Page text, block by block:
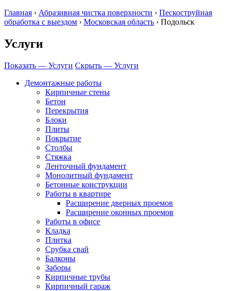
Главная › Абразивная чистка поверхности › Пескоструйная
обработка с выездом › Московская область › Подольск
Услуги
Показать — Услуги Скрыть — Услуги
Демонтажные работы
Кирпичные стены
Бетон
Перекрытия
Блоки
Плиты
Покрытие
Столбы
Стяжка
Ленточный фундамент
Монолитный фундамент
Бетонные конструкции
Работы в квартире
Расширение дверных проемов
Расширение оконных проемов
Работы в офисе
Кладка
Плитка
Срубка свай
Балконы
Заборы
Кирпичные трубы
Кирпичный гараж